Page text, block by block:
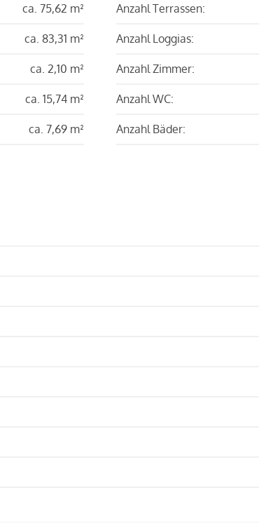
ca. 75,62 m²
ca. 83,31 m²
ca. 2,10 m²
ca. 15,74 m²
ca. 7,69 m²
Anzahl Terrassen:
Anzahl Loggias:
Anzahl Zimmer:
Anzahl WC:
Anzahl Bäder: